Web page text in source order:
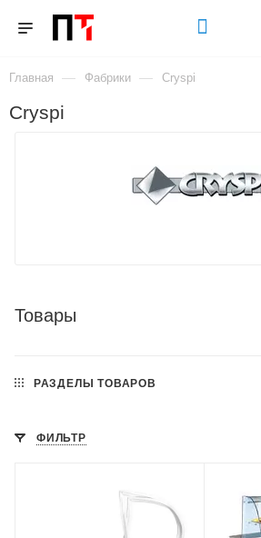
Главная — Фабрики — Cryspi
Cryspi
Товары
РАЗДЕЛЫ ТОВАРОВ
ФИЛЬТР